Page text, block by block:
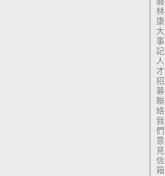
林
康
大
事
記
人
才
招
募
聯
絡
我
們
意
見
信
箱